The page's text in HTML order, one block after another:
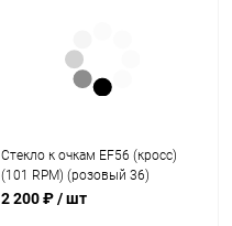
Стекло к очкам EF56 (кросс)
(101 RPM) (розовый 36)
2 200 ₽/ шт